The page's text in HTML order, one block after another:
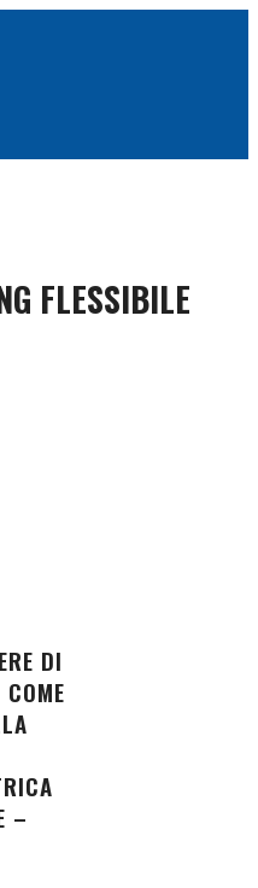
FLESSIBILE
DI
–